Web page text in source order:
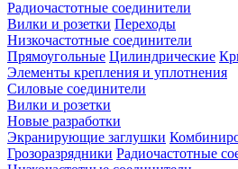
Радиочастотные соединители
Вилки и розетки Переходы
Низкочастотные соединители
Прямоугольные Цилиндрические
Элементы крепления и уплотнения
Силовые соединители
Вилки и розетки
Новые разработки
Экранирующие заглушки
Грозоразрядники Радиочастотные